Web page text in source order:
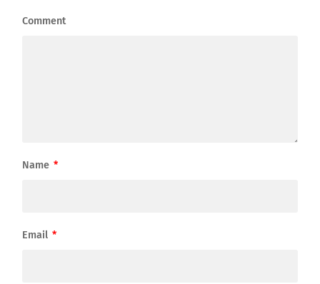
Comment
Name *
Email *